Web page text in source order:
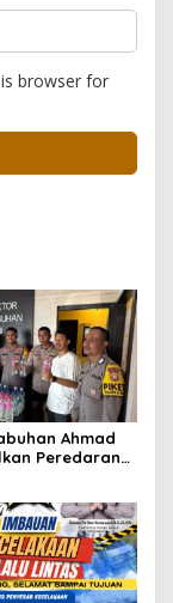
browser for
Ahmad
Peredaran